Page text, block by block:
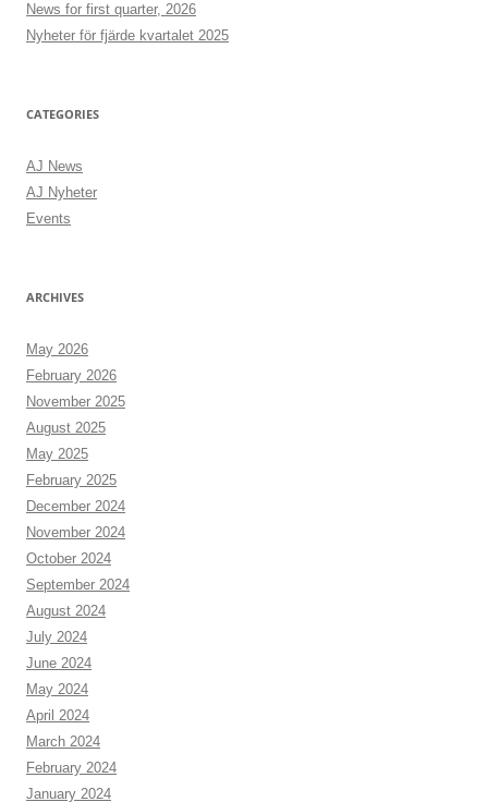
News for first quarter, 2026
Nyheter för fjärde kvartalet 2025
CATEGORIES
AJ News
AJ Nyheter
Events
ARCHIVES
May 2026
February 2026
November 2025
August 2025
May 2025
February 2025
December 2024
November 2024
October 2024
September 2024
August 2024
July 2024
June 2024
May 2024
April 2024
March 2024
February 2024
January 2024